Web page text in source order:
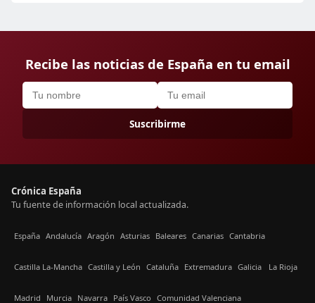
Recibe las noticias de España en tu email
Suscribirme
Crónica España
Tu fuente de información local actualizada.
España Andalucía Aragón Asturias Baleares Canarias Cantabria
Castilla La-Mancha Castilla y León Cataluña Extremadura Galicia La Rioja
Madrid Murcia Navarra País Vasco Comunidad Valenciana